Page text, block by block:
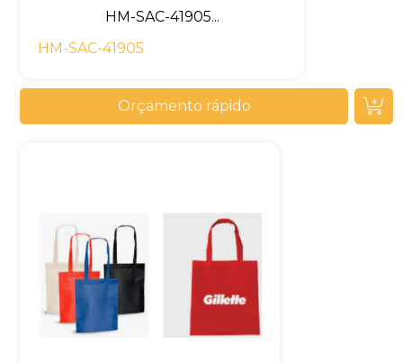
HM-SAC-41905...
HM-SAC-41905
Orçamento rápido